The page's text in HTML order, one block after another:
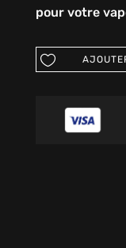
pour votre